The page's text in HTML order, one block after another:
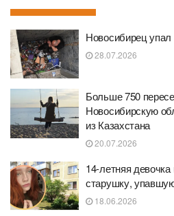
Новосибирец
28.07.2026
Больше 750
Новосибирскую
из Казахстана
20.07.2026
14-летняя
старушку,
18.06.2026